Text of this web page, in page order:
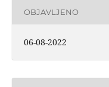
OBJAVLJENO
06-08-2022